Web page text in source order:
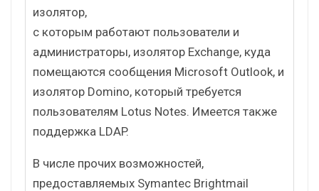
изолятор,
с которым работают пользователи и
администраторы, изолятор Exchange, куда
помещаются сообщения Microsoft Outlook, и
изолятор Domino, который требуется
пользователям Lotus Notes. Имеется также
поддержка LDAP.
В числе прочих возможностей,
предоставляемых Symantec Brightmail